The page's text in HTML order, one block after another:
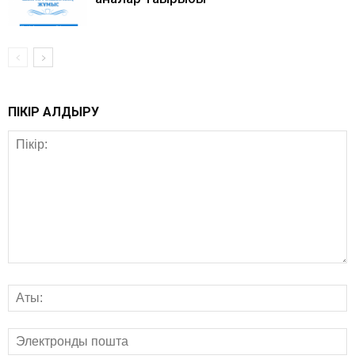
ПІКІР ҚАЛДЫРУ